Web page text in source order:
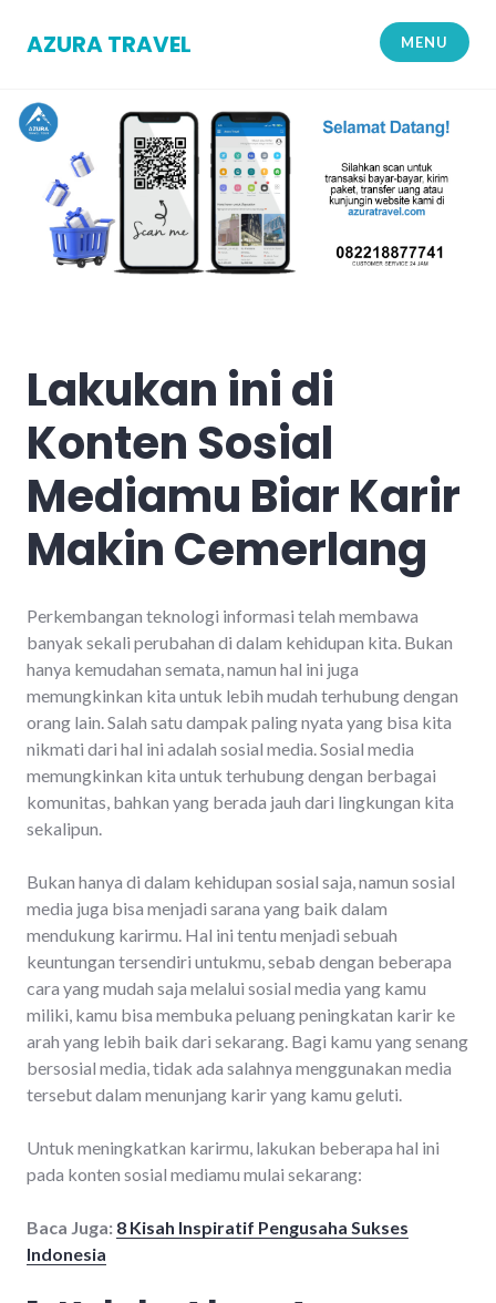
AZURA TRAVEL MENU
Lakukan ini di
Konten Sosial
Mediamu Biar Karir
Makin Cemerlang
Perkembangan teknologi informasi telah membawa
banyak sekali perubahan di dalam kehidupan kita. Bukan
hanya kemudahan semata, namun hal ini juga
memungkinkan kita untuk lebih mudah terhubung dengan
orang lain. Salah satu dampak paling nyata yang bisa kita
nikmati dari hal ini adalah sosial media. Sosial media
memungkinkan kita untuk terhubung dengan berbagai
komunitas, bahkan yang berada jauh dari lingkungan kita
sekalipun.
Bukan hanya di dalam kehidupan sosial saja, namun sosial
media juga bisa menjadi sarana yang baik dalam
mendukung karirmu. Hal ini tentu menjadi sebuah
keuntungan tersendiri untukmu, sebab dengan beberapa
cara yang mudah saja melalui sosial media yang kamu
miliki, kamu bisa membuka peluang peningkatan karir ke
arah yang lebih baik dari sekarang. Bagi kamu yang senang
bersosial media, tidak ada salahnya menggunakan media
tersebut dalam menunjang karir yang kamu geluti.
Untuk meningkatkan karirmu, lakukan beberapa hal ini
pada konten sosial mediamu mulai sekarang:
Baca Juga: 8 Kisah Inspiratif Pengusaha Sukses
Indonesia